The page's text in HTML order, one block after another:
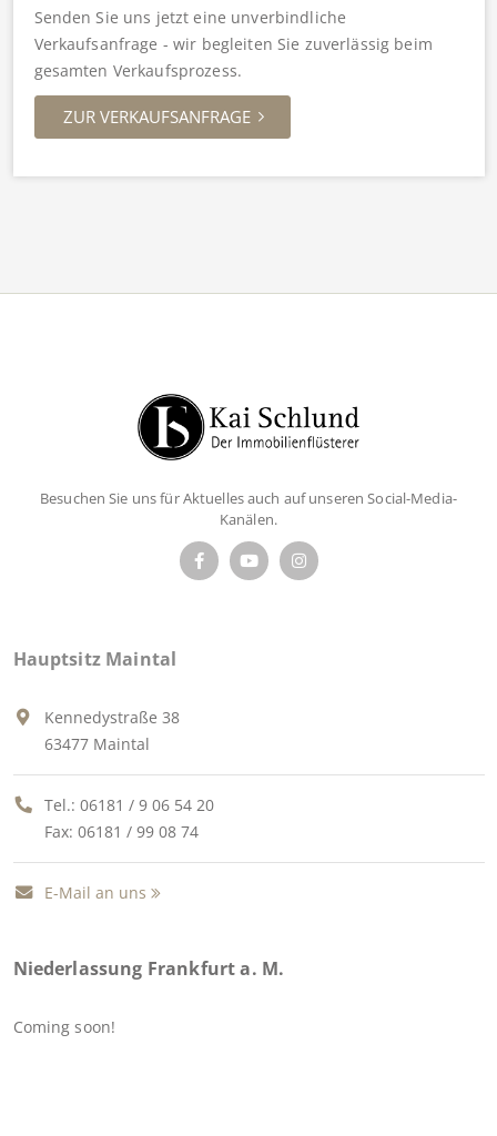
Senden Sie uns jetzt eine unverbindliche
Verkaufsanfrage - wir begleiten Sie zuverlässig beim
gesamten Verkaufsprozess.
ZUR VERKAUFSANFRAGE
Besuchen Sie uns für Aktuelles auch auf unseren Social-Media-
Kanälen.
Hauptsitz Maintal
Kennedystraße 38
63477 Maintal
Tel.: 06181 / 9 06 54 20
Fax: 06181 / 99 08 74
E-Mail an uns
Niederlassung Frankfurt a. M.
Coming soon!